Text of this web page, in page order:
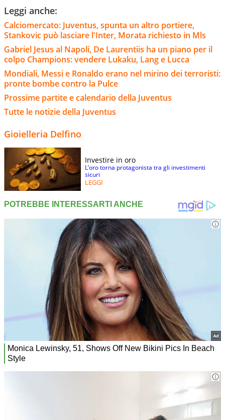
Leggi anche:
Calciomercato: Juventus, spunta un altro portiere,
Stankovic può lasciare l'Inter, Morata richiesto in Mls
Gabriel Jesus al Napoli, De Laurentiis ha un piano per il
colpo Champions: vendere Lukaku, Lang e Lucca
Mondiali, Messi e Ronaldo erano nel mirino dei terroristi:
pronte bombe contro la Pulce
Prossime partite e calendario della Juventus
Tutte le notizie della Juventus
Gioielleria Delfino
Investire in oro
L’oro torna protagonista tra gli investimenti
sicuri
LEGGI